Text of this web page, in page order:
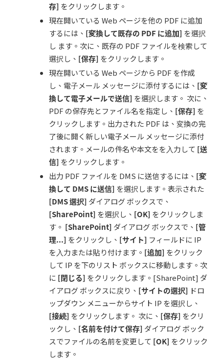
存] をクリックします。
現在開いている Web ページを他の PDF に追加
するには、 [変換して既存の PDFに追加] を選択
し ます。次に、既存の PDF ファイルを検索して
選択し、 [保存] をクリックします。
現在開いている Web ページから PDF を作成
し、電⼦メール メッセージに添付するには、 [変
換して電子メールで送信] を選択します。 次に、
PDF の保存先とファイル名を指定し、 [保存] を
クリックします。出力された PDF は、変換の完
了後に開く新しい電子メール メッセージに添付
されます。メールの件名や本文をを⼊⼒して [送
信] をクリックします。
出力 PDF ファイルを DMS に送信するには、 [変
換して DMSに送信] を選択します。表⽰された
[DMS選択] ダイアログ ボックスで、
[SharePoint] を選択し、 [OK] をクリックしま
す。 [SharePoint] ダイアログ ボックスで、 [管
理...] をクリックし、 [サイト] フィールドに IP
を⼊⼒または貼り付けます。 [追加] をクリック
して IP を下のリスト ボックスに移動します。次
に [閉じる] をクリックします。[SharePoint] ダ
イアログ ボックスに戻り、 [サイトの選択] ドロ
ップダウン メニューからサイト IP を選択し、
[接続] をクリックします。 次に、 [保存] をクリ
ックし、 [名前を付けて保存] ダイアログ ボック
スでファイルの名前を変更して [OK] をクリック
します。